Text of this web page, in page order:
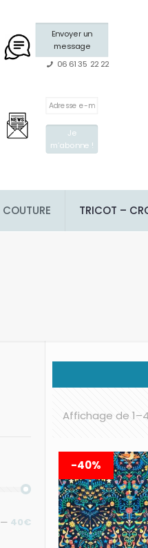
Envoyer un
message
06 61 35 22 22
COUTURE TRICOT –
Affichage de
-40%
— 40€